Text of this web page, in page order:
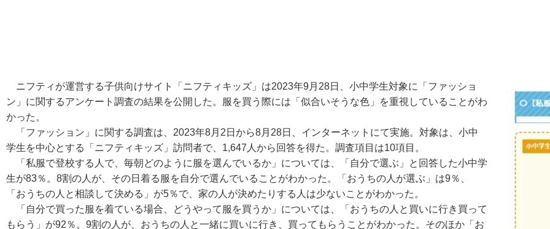
ニフティが運営する子供向けサイト「ニフティキッズ」は2023年9月28日、小中学生対象に「ファッショ
ン」に関するアンケート調査の結果を公開した。服を買う際には「似合いそうな色」を重視していることがわ
かった。
「ファッション」に関する調査は、2023年8月2日から8月28日、インターネットにて実施。対象は、小中
学生を中心とする「ニフティキッズ」訪問者で、1,647人から回答を得た。調査項目は10項目。
「私服で登校する人で、毎朝どのように服を選んでいるか」については、「自分で選ぶ」と回答した小中学
生が83％。8割の人が、その日着る服を自分で選んでいることがわかった。「おうちの人が選ぶ」は9％、
「おうちの人と相談して決める」が5％で、家の人が決めたりする人は少ないことがわかった。
「自分で買った服を着ている場合、どうやって服を買うか」については、「おうちの人と買いに行き買って
もらう」が92％。9割の人が、おうちの人と一緒に買いに行き、買ってもらうことがわかった。そのほか「お